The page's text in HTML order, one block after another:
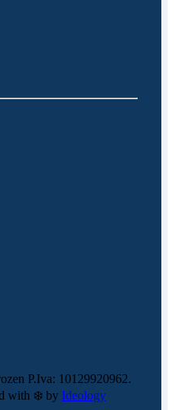
P.Iva: 10129920962.
with ❄️ by Ideology